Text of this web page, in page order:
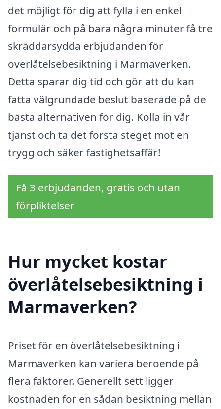
det möjligt för dig att fylla i en enkel
formulär och på bara några minuter få tre
skräddarsydda erbjudanden för
överlåtelsebesiktning i Marmaverken.
Detta sparar dig tid och gör att du kan
fatta välgrundade beslut baserade på de
bästa alternativen för dig. Kolla in vår
tjänst och ta det första steget mot en
trygg och säker fastighetsaffär!
Få 3 erbjudanden, gratis och utan
förpliktelser
Hur mycket kostar
överlåtelsebesiktning i
Marmaverken?
Priset för en överlåtelsebesiktning i
Marmaverken kan variera beroende på
flera faktorer. Generellt sett ligger
kostnaden för en sådan besiktning mellan